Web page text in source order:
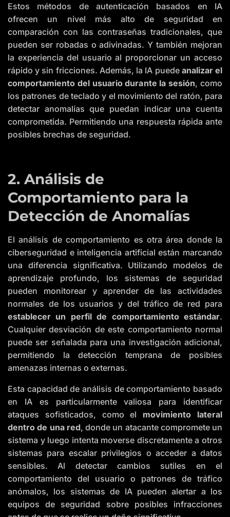
Estos métodos de autenticación basados en IA
ofrecen un nivel más alto de seguridad en
comparación con las contraseñas tradicionales, que
pueden ser robadas o adivinadas. Y también mejoran
la experiencia del usuario al proporcionar un acceso
rápido y sin fricciones. Además, la IA puede analizar el
comportamiento del usuario durante la sesión, como
los patrones de teclado y el movimiento del ratón, para
detectar anomalías que puedan indicar una cuenta
comprometida. Permitiendo una respuesta rápida ante
posibles brechas de seguridad.
2. Análisis de
Comportamiento para la
Detección de Anomalías
El análisis de comportamiento es otra área donde la
ciberseguridad e inteligencia artificial están marcando
una diferencia significativa. Utilizando modelos de
aprendizaje profundo, los sistemas de seguridad
pueden monitorear y aprender de las actividades
normales de los usuarios y del tráfico de red para
establecer un perfil de comportamiento estándar.
Cualquier desviación de este comportamiento normal
puede ser señalada para una investigación adicional,
permitiendo la detección temprana de posibles
amenazas internas o externas.
Esta capacidad de análisis de comportamiento basado
en IA es particularmente valiosa para identificar
ataques sofisticados, como el movimiento lateral
dentro de una red, donde un atacante compromete un
sistema y luego intenta moverse discretamente a otros
sistemas para escalar privilegios o acceder a datos
sensibles. Al detectar cambios sutiles en el
comportamiento del usuario o patrones de tráfico
anómalos, los sistemas de IA pueden alertar a los
equipos de seguridad sobre posibles infracciones